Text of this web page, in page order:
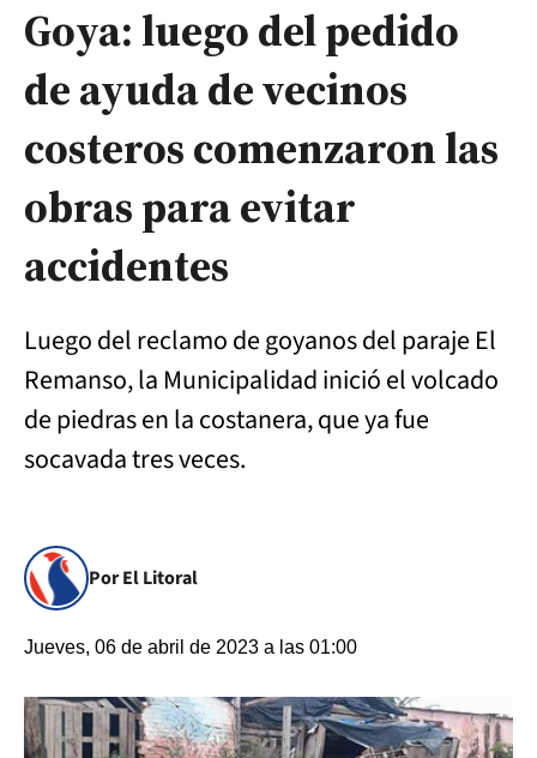
Goya: luego del pedido
de ayuda de vecinos
costeros comenzaron las
obras para evitar
accidentes
Luego del reclamo de goyanos del paraje El
Remanso, la Municipalidad inició el volcado
de piedras en la costanera, que ya fue
socavada tres veces.
Por El Litoral
Jueves, 06 de abril de 2023 a las 01:00